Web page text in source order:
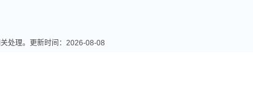
处理。更新时间：2026-08-08